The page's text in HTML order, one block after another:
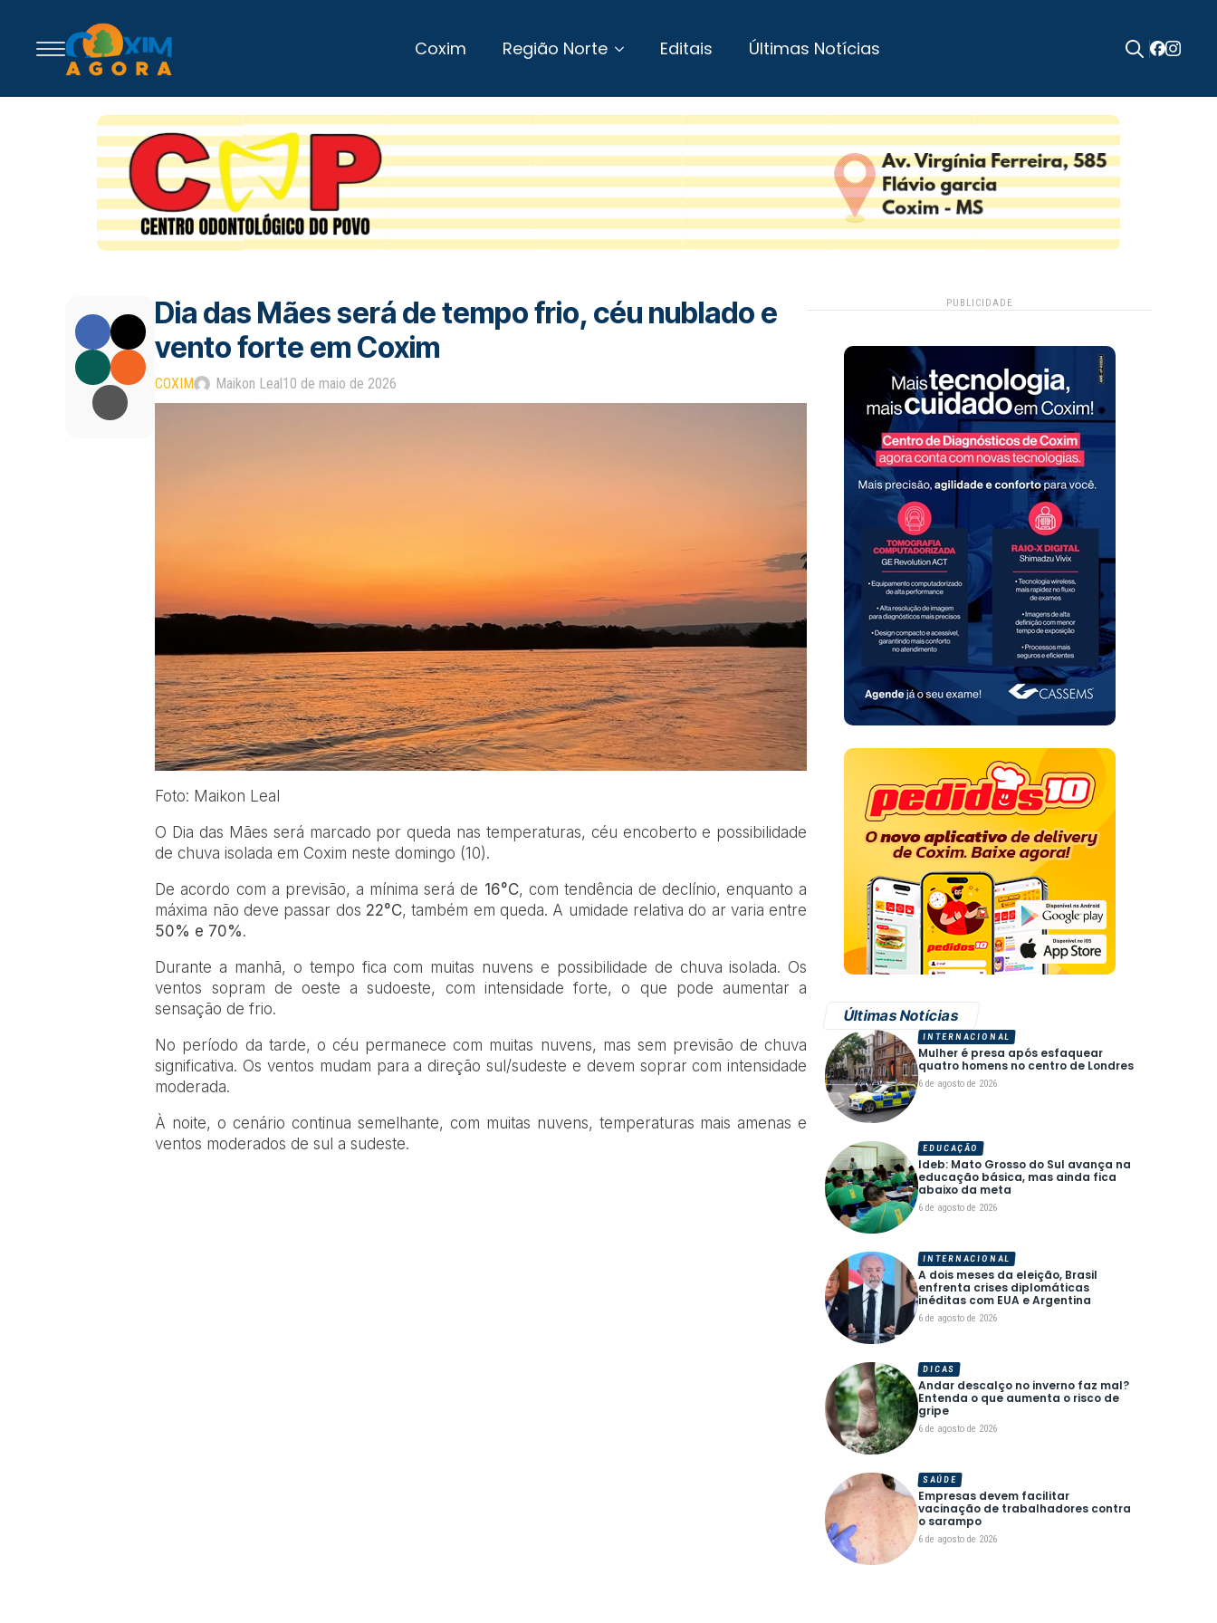
Coxim Região Norte Editais Últimas Notícias
Dia das Mães será de tempo frio, céu nublado e
vento forte em Coxim
COXIM Maikon Leal 10 de maio de 2026
Foto: Maikon Leal
O Dia das Mães será marcado por queda nas temperaturas, céu encoberto e possibilidade
de chuva isolada em Coxim neste domingo (10).
De acordo com a previsão, a mínima será de 16°C, com tendência de declínio, enquanto a
máxima não deve passar dos 22°C, também em queda. A umidade relativa do ar varia entre
50% e 70%.
Durante a manhã, o tempo fica com muitas nuvens e possibilidade de chuva isolada. Os
ventos sopram de oeste a sudoeste, com intensidade forte, o que pode aumentar a
sensação de frio.
No período da tarde, o céu permanece com muitas nuvens, mas sem previsão de chuva
significativa. Os ventos mudam para a direção sul/sudeste e devem soprar com intensidade
moderada.
À noite, o cenário continua semelhante, com muitas nuvens, temperaturas mais amenas e
ventos moderados de sul a sudeste.
PUBLICIDADE
Últimas Notícias
Mulher é presa após esfaquear
quatro homens no centro de Londres
6 de agosto de 2026
INTERNACIONAL
Ideb: Mato Grosso do Sul avança na
educação básica, mas ainda fica
abaixo da meta
6 de agosto de 2026
EDUCAÇÃO
A dois meses da eleição, Brasil
enfrenta crises diplomáticas
inéditas com EUA e Argentina
6 de agosto de 2026
INTERNACIONAL
Andar descalço no inverno faz mal?
Entenda o que aumenta o risco de
gripe
6 de agosto de 2026
DICAS
Empresas devem facilitar
vacinação de trabalhadores contra
o sarampo
6 de agosto de 2026
SAÚDE